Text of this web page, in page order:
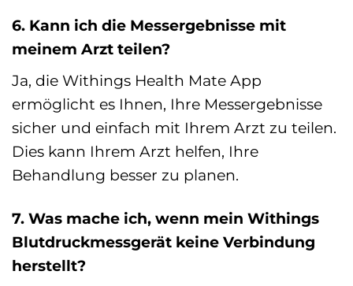
6. Kann ich die Messergebnisse mit
meinem Arzt teilen?
Ja, die Withings Health Mate App
ermöglicht es Ihnen, Ihre Messergebnisse
sicher und einfach mit Ihrem Arzt zu teilen.
Dies kann Ihrem Arzt helfen, Ihre
Behandlung besser zu planen.
7. Was mache ich, wenn mein Withings
Blutdruckmessgerät keine Verbindung
herstellt?